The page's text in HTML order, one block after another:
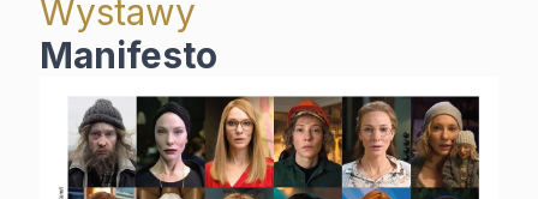
Wystawy
Manifesto